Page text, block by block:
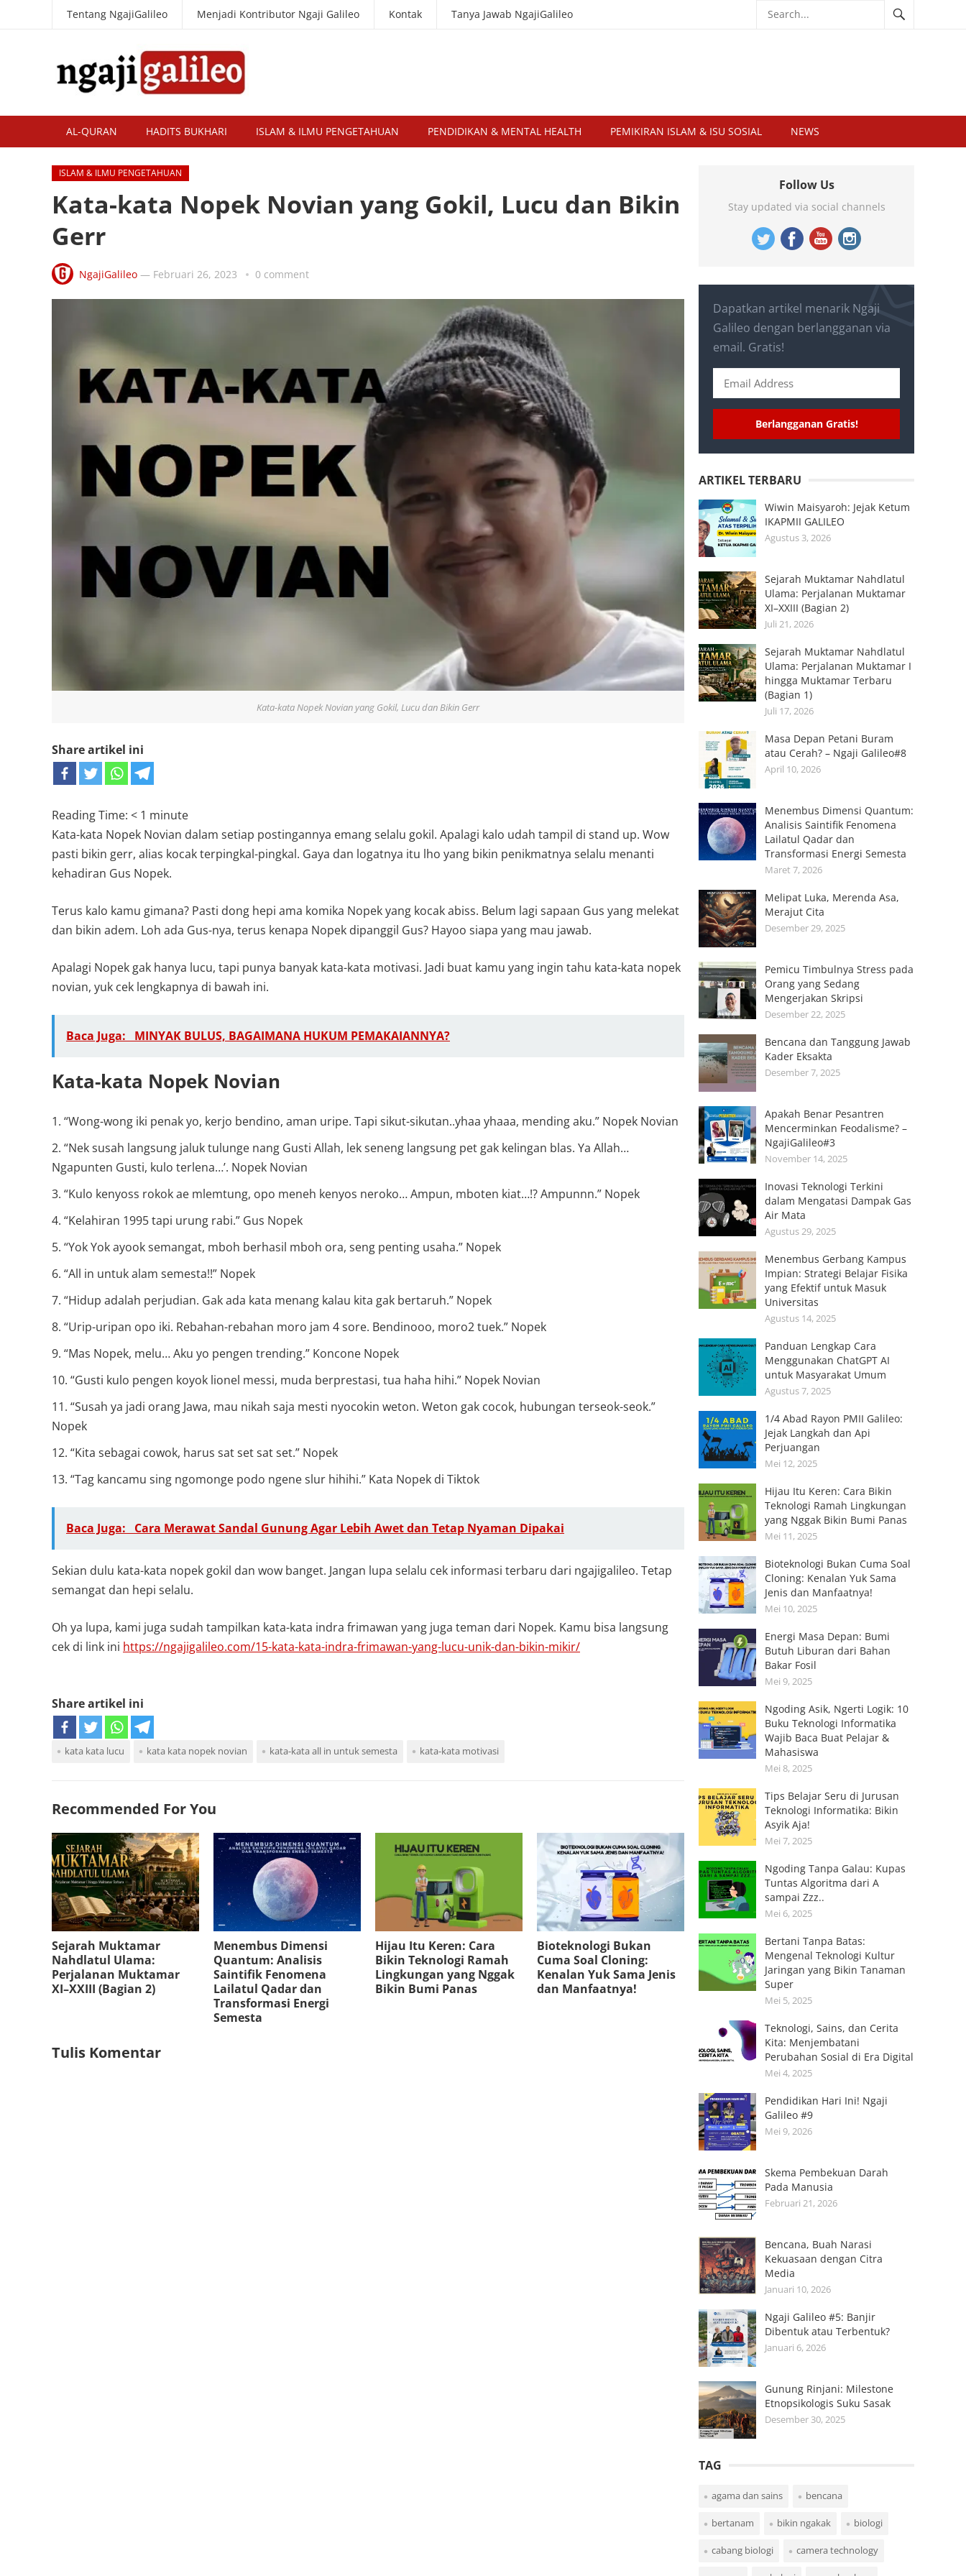
Tentang NgajiGalileo Menjadi Kontributor Ngaji Galileo Kontak Tanya Jawab NgajiGalileo
AL-QURAN HADITS BUKHARI ISLAM & ILMU PENGETAHUAN PENDIDIKAN & MENTAL HEALTH PEMIKIRAN ISLAM & ISU SOSIAL NEWS
ISLAM & ILMU PENGETAHUAN
Kata-kata Nopek Novian yang Gokil, Lucu dan Bikin
Gerr
NgajiGalileo — Februari 26, 2023 0 comment
Kata-kata Nopek Novian yang Gokil, Lucu dan Bikin Gerr
Share artikel ini
Reading Time: < 1 minute
Kata-kata Nopek Novian dalam setiap postingannya emang selalu gokil. Apalagi kalo udah tampil di stand up. Wow
pasti bikin gerr, alias kocak terpingkal-pingkal. Gaya dan logatnya itu lho yang bikin penikmatnya selalu menanti
kehadiran Gus Nopek.
Terus kalo kamu gimana? Pasti dong hepi ama komika Nopek yang kocak abiss. Belum lagi sapaan Gus yang melekat
dan bikin adem. Loh ada Gus-nya, terus kenapa Nopek dipanggil Gus? Hayoo siapa yang mau jawab.
Apalagi Nopek gak hanya lucu, tapi punya banyak kata-kata motivasi. Jadi buat kamu yang ingin tahu kata-kata nopek
novian, yuk cek lengkapnya di bawah ini.
Baca Juga: MINYAK BULUS, BAGAIMANA HUKUM PEMAKAIANNYA?
Kata-kata Nopek Novian
“Wong-wong iki penak yo, kerjo bendino, aman uripe. Tapi sikut-sikutan..yhaa yhaaa, mending aku.” Nopek Novian
“Nek susah langsung jaluk tulunge nang Gusti Allah, lek seneng langsung pet gak kelingan blas. Ya Allah…
Ngapunten Gusti, kulo terlena…’. Nopek Novian
“Kulo kenyoss rokok ae mlemtung, opo meneh kenyos neroko… Ampun, mboten kiat…!? Ampunnn.” Nopek
“Kelahiran 1995 tapi urung rabi.” Gus Nopek
“Yok Yok ayook semangat, mboh berhasil mboh ora, seng penting usaha.” Nopek
“All in untuk alam semesta!!” Nopek
“Hidup adalah perjudian. Gak ada kata menang kalau kita gak bertaruh.” Nopek
“Urip-uripan opo iki. Rebahan-rebahan moro jam 4 sore. Bendinooo, moro2 tuek.” Nopek
“Mas Nopek, melu… Aku yo pengen trending.” Koncone Nopek
“Gusti kulo pengen koyok lionel messi, muda berprestasi, tua haha hihi.” Nopek Novian
“Susah ya jadi orang Jawa, mau nikah saja mesti nyocokin weton. Weton gak cocok, hubungan terseok-seok.”
Nopek
“Kita sebagai cowok, harus sat set sat set.” Nopek
“Tag kancamu sing ngomonge podo ngene slur hihihi.” Kata Nopek di Tiktok
Baca Juga: Cara Merawat Sandal Gunung Agar Lebih Awet dan Tetap Nyaman Dipakai
Sekian dulu kata-kata nopek gokil dan wow banget. Jangan lupa selalu cek informasi terbaru dari ngajigalileo. Tetap
semangat dan hepi selalu.
Oh ya lupa, kami juga sudah tampilkan kata-kata indra frimawan yang juga teman dari Nopek. Kamu bisa langsung
cek di link ini https://ngajigalileo.com/15-kata-kata-indra-frimawan-yang-lucu-unik-dan-bikin-mikir/
Share artikel ini
kata kata lucu kata kata nopek novian kata-kata all in untuk semesta kata-kata motivasi
Recommended For You
Sejarah Muktamar
Nahdlatul Ulama:
Perjalanan Muktamar
XI–XXIII (Bagian 2)
Menembus Dimensi
Quantum: Analisis
Saintifik Fenomena
Lailatul Qadar dan
Transformasi Energi
Semesta
Hijau Itu Keren: Cara
Bikin Teknologi Ramah
Lingkungan yang Nggak
Bikin Bumi Panas
Bioteknologi Bukan
Cuma Soal Cloning:
Kenalan Yuk Sama Jenis
dan Manfaatnya!
Tulis Komentar
Follow Us
Stay updated via social channels
Dapatkan artikel menarik Ngaji
Galileo dengan berlangganan via
email. Gratis!
Berlangganan Gratis!
ARTIKEL TERBARU
Wiwin Maisyaroh: Jejak Ketum
IKAPMII GALILEO
Agustus 3, 2026
Sejarah Muktamar Nahdlatul
Ulama: Perjalanan Muktamar
XI–XXIII (Bagian 2)
Juli 21, 2026
Sejarah Muktamar Nahdlatul
Ulama: Perjalanan Muktamar I
hingga Muktamar Terbaru
(Bagian 1)
Juli 17, 2026
Masa Depan Petani Buram
atau Cerah? – Ngaji Galileo#8
April 10, 2026
Menembus Dimensi Quantum:
Analisis Saintifik Fenomena
Lailatul Qadar dan
Transformasi Energi Semesta
Maret 7, 2026
Melipat Luka, Merenda Asa,
Merajut Cita
Desember 29, 2025
Pemicu Timbulnya Stress pada
Orang yang Sedang
Mengerjakan Skripsi
Desember 22, 2025
Bencana dan Tanggung Jawab
Kader Eksakta
Desember 7, 2025
Apakah Benar Pesantren
Mencerminkan Feodalisme? –
NgajiGalileo#3
November 14, 2025
Inovasi Teknologi Terkini
dalam Mengatasi Dampak Gas
Air Mata
Agustus 29, 2025
Menembus Gerbang Kampus
Impian: Strategi Belajar Fisika
yang Efektif untuk Masuk
Universitas
Agustus 14, 2025
Panduan Lengkap Cara
Menggunakan ChatGPT AI
untuk Masyarakat Umum
Agustus 7, 2025
1/4 Abad Rayon PMII Galileo:
Jejak Langkah dan Api
Perjuangan
Mei 12, 2025
Hijau Itu Keren: Cara Bikin
Teknologi Ramah Lingkungan
yang Nggak Bikin Bumi Panas
Mei 11, 2025
Bioteknologi Bukan Cuma Soal
Cloning: Kenalan Yuk Sama
Jenis dan Manfaatnya!
Mei 10, 2025
Energi Masa Depan: Bumi
Butuh Liburan dari Bahan
Bakar Fosil
Mei 9, 2025
Ngoding Asik, Ngerti Logik: 10
Buku Teknologi Informatika
Wajib Baca Buat Pelajar &
Mahasiswa
Mei 8, 2025
Tips Belajar Seru di Jurusan
Teknologi Informatika: Bikin
Asyik Aja!
Mei 7, 2025
Ngoding Tanpa Galau: Kupas
Tuntas Algoritma dari A
sampai Zzz..
Mei 6, 2025
Bertani Tanpa Batas:
Mengenal Teknologi Kultur
Jaringan yang Bikin Tanaman
Super
Mei 5, 2025
Teknologi, Sains, dan Cerita
Kita: Menjembatani
Perubahan Sosial di Era Digital
Mei 4, 2025
Pendidikan Hari Ini! Ngaji
Galileo #9
Mei 9, 2026
Skema Pembekuan Darah
Pada Manusia
Februari 21, 2026
Bencana, Buah Narasi
Kekuasaan dengan Citra
Media
Januari 10, 2026
Ngaji Galileo #5: Banjir
Dibentuk atau Terbentuk?
Januari 6, 2026
Gunung Rinjani: Milestone
Etnopsikologis Suku Sasak
Desember 30, 2025
TAG
agama dan sains bencana
bertanam bikin ngakak biologi
cabang biologi camera technology